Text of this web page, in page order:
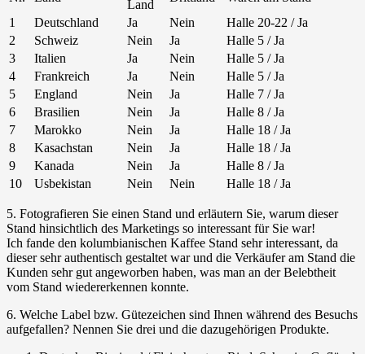
Land
1
Deutschland Ja Nein
Halle 20-22 / Ja
2
Schweiz Nein Ja
Halle 5 / Ja
3
Italien Ja Nein
Halle 5 / Ja
4
Frankreich Ja Nein
Halle 5 / Ja
5
England Nein Ja
Halle 7 / Ja
6
Brasilien Nein Ja
Halle 8 / Ja
7
Marokko Nein Ja
Halle 18 / Ja
8
Kasachstan Nein Ja
Halle 18 / Ja
9
Kanada Nein Ja
Halle 8 / Ja
10
Usbekistan Nein Nein Halle 18 / Ja
5. Fotografieren Sie einen Stand und erläutern Sie, warum dieser
Stand hinsichtlich des Marketings so interessant für Sie war!
Ich fande den kolumbianischen Kaffee Stand sehr interessant, da
dieser sehr authentisch gestaltet war und die Verkäufer am Stand die
Kunden sehr gut angeworben haben, was man an der Belebtheit
vom Stand wiedererkennen konnte.
6. Welche Label bzw. Gütezeichen sind Ihnen während des Besuchs
aufgefallen? Nennen Sie drei und die dazugehörigen Produkte.